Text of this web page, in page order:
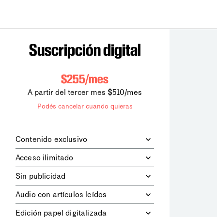
Suscripción digital
$255/mes
A partir del tercer mes $510/mes
Podés cancelar cuando quieras
Contenido exclusivo
digitales dela diaria
los contenidos de Le Monde
diplomatique.
Acceso ilimitado
contenidos.
Sin publicidad
publicitarios.
Audio con artículos leídos
Edición papel digitalizada